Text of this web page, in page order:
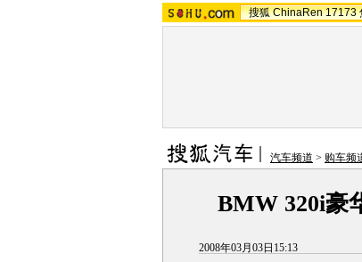
搜狐 ChinaRen 17173
汽车频道 > 购车频
BMW 320i豪
2008年03月03日15:13